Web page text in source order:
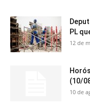
PL
12 de
(10/
10 de